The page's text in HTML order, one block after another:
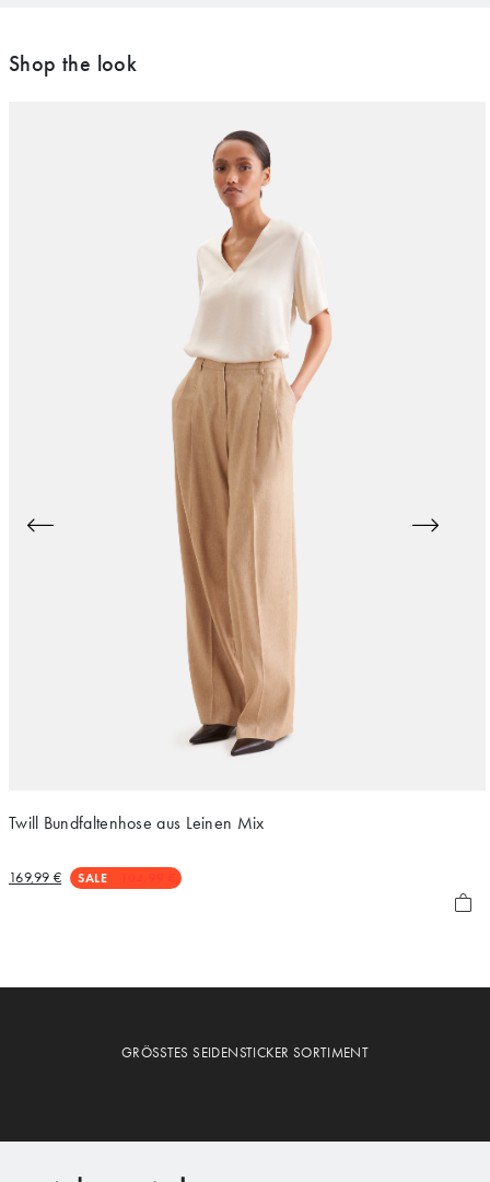
Shop the look
Twill Bundfaltenhose aus Leinen Mix
SALE
169,99 €
GRÖSSTES SEIDENSTICKER SORTIMENT